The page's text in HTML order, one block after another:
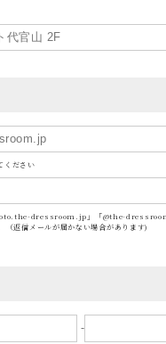
ください
dressroom.jp」「@the-
（返信メールが届かない場合があります)
-